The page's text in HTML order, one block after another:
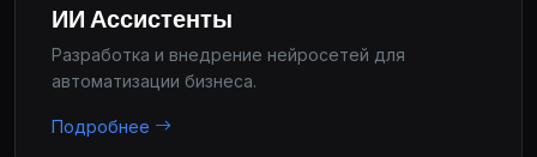
ИИ Ассистенты
Разработка и внедрение нейросетей для
автоматизации бизнеса.
Подробнее